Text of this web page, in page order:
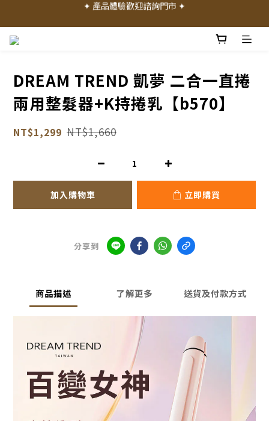
✦ 加入會員就送 50 元購物禮金 ✦
✦ 加入會員就送 50 元購物禮金 ✦
✦ 加入會員就送 50 元購物禮金 ✦
DREAM TREND 凱夢 二合一直捲
兩用整髮器+K持捲乳【b570】
NT$1,299 NT$1,660
加入購物車 立即購買
分享到
商品描述 了解更多 送貨及付款方式